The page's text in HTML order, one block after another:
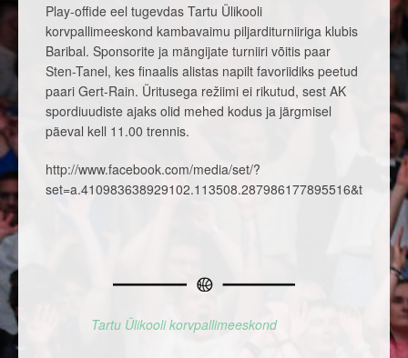
Play-offide eel tugevdas Tartu Ülikooli
korvpallimeeskond kambavaimu piljarditurniiriga klubis
Baribal. Sponsorite ja mängijate turniiri võitis paar
Sten-Tanel, kes finaalis alistas napilt favoriidiks peetud
paari Gert-Rain. Üritusega režiimi ei rikutud, sest AK
spordiuudiste ajaks olid mehed kodus ja järgmisel
päeval kell 11.00 trennis.
http://www.facebook.com/media/set/?
set=a.410983638929102.113508.287986177895516&type=1
Tartu Ülikooli korvpallimeeskond